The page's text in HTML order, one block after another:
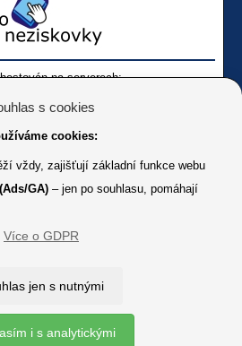
na serverech:
Youtube SONS
obrázků uvedených na tomto serveru je
- 2026 SONS ČR, z. s.
osobních údajů (GDPR)
s cookies
cookies:
vždy, zajišťují základní funkce webu
GA) – jen po souhlasu, pomáhají
Více o GDPR
jen s nutnými
i s analytickými